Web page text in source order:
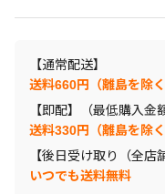
【通常配送】
送料660円（離島を除
【即配】（最低購入金
送料330円（離島を除
【後日受け取り（全店
いつでも送料無料